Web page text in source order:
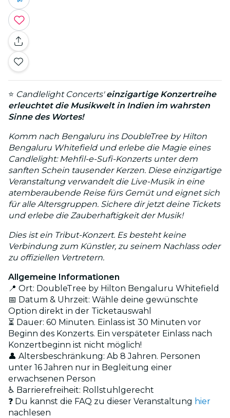
⭐ Candlelight Concerts'einzigartige Konzertreihe
erleuchtet die Musikwelt in Indien im wahrsten
Sinne des Wortes!
Komm nach Bengaluru ins DoubleTree by Hilton
Bengaluru Whitefield und erlebe die Magie eines
Candlelight: Mehfil-e-Sufi-Konzertsunter dem
sanften Schein tausender Kerzen. Diese einzigartige
Veranstaltung verwandelt die Live-Musik in eine
atemberaubende Reise fürs Gemüt und eignet sich
für alle Altersgruppen. Sichere dir jetzt deine Tickets
und erlebe die Zauberhaftigkeit der Musik!
Dies ist ein Tribut-Konzert. Es besteht keine
Verbindung zum Künstler, zu seinem Nachlass oder
zu offiziellen Vertretern.
Allgemeine Informationen
📍 Ort: DoubleTree by Hilton Bengaluru Whitefield
📅 Datum & Uhrzeit: Wähle deine gewünschte
Option direkt in der Ticketauswahl
⏳ Dauer: 60 Minuten. Einlass ist 30 Minuten vor
Beginn des Konzerts. Ein verspäteter Einlass nach
Konzertbeginn ist nicht möglich!
👤 Altersbeschränkung: Ab 8 Jahren. Personen
unter 16 Jahren nur in Begleitung einer
erwachsenen Person
♿ Barrierefreiheit: Rollstuhlgerecht
❓ Du kannst die FAQ zu dieser Veranstaltung hier
nachlesen